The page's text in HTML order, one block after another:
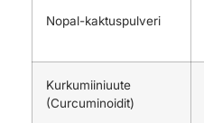
Nopal-kaktuspulveri
Kurkumiiniuute
(Curcuminoidit)